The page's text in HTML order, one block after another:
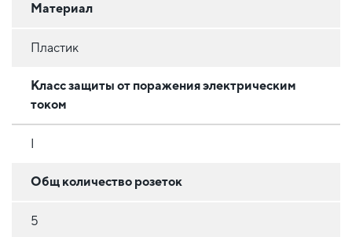
Материал
Пластик
Класс защиты от поражения электрическим
током
Общ количество розеток
5